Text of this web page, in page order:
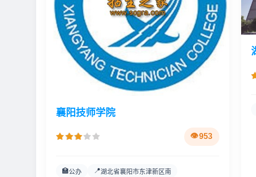
襄阳技师学院
953
🏫公办 📍湖北省襄阳市东津新区南